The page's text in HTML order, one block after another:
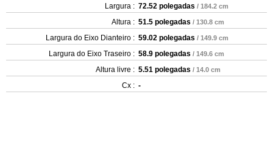
Largura : 72.52 polegadas / 184.2 cm
Altura : 51.5 polegadas / 130.8 cm
Largura do Eixo Dianteiro : 59.02 polegadas / 149.9 cm
Largura do Eixo Traseiro : 58.9 polegadas / 149.6 cm
Altura livre : 5.51 polegadas / 14.0 cm
Cx : -